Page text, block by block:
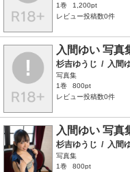
1巻
1,200pt
レビュー投稿数0件
入間ゆい 写真
杉吉ゆうじ / 入間
写真集
1巻
800pt
レビュー投稿数0件
入間ゆい 写真
杉吉ゆうじ / 入間
写真集
1巻
800pt